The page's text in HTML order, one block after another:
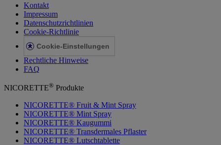
Kontakt
Impressum
Datenschutzrichtlinien
Cookie-Richtlinie
Cookie-Einstellungen
Rechtliche Hinweise
FAQ
NICORETTE® Produkte
NICORETTE® Fruit & Mint Spray
NICORETTE® Mint Spray
NICORETTE® Kaugummi
NICORETTE® Transdermales Pflaster
NICORETTE® Lutschtablette